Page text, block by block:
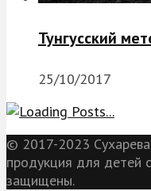
Тунгусский
25/10/2017
© 2017-2023
продукция для детей
защищены.